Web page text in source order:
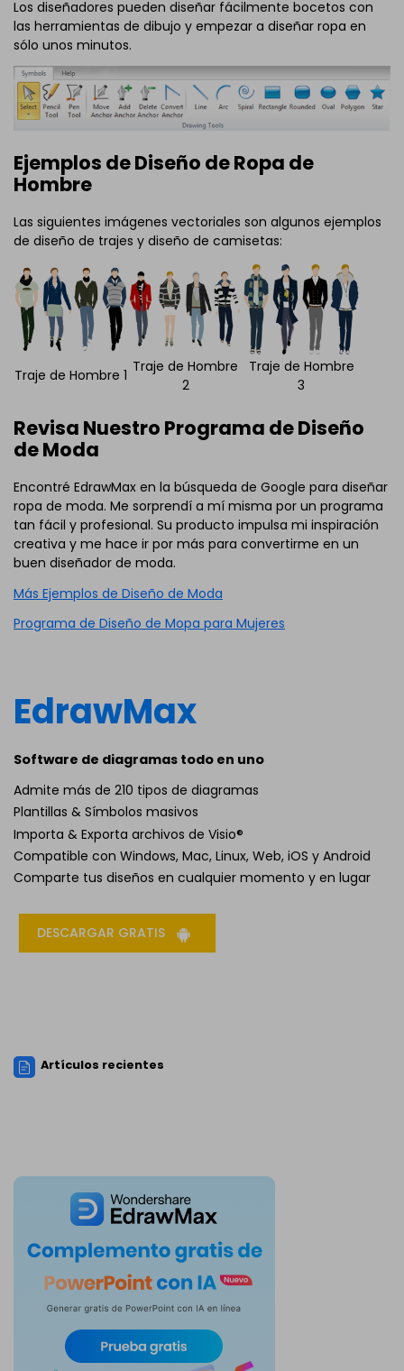
Los diseñadores pueden diseñar fácilmente bocetos con
las herramientas de dibujo y empezar a diseñar ropa en
sólo unos minutos.
Ejemplos de Diseño de Ropa de
Hombre
Las siguientes imágenes vectoriales son algunos ejemplos
de diseño de trajes y diseño de camisetas:
Traje de Hombre 1 Traje de Hombre
2
Traje de Hombre
3
Revisa Nuestro Programa de Diseño
de Moda
Encontré EdrawMax en la búsqueda de Google para diseñar
ropa de moda. Me sorprendí a mí misma por un programa
tan fácil y profesional. Su producto impulsa mi inspiración
creativa y me hace ir por más para convertirme en un
buen diseñador de moda.
Más Ejemplos de Diseño de Moda
Programa de Diseño de Mopa para Mujeres
EdrawMax
Software de diagramas todo en uno
Admite más de 210 tipos de diagramas
Plantillas & Símbolos masivos
Importa & Exporta archivos de Visio®
Compatible con Windows, Mac, Linux, Web, iOS y Android
Comparte tus diseños en cualquier momento y en lugar
DESCARGAR GRATIS
Artículos recientes